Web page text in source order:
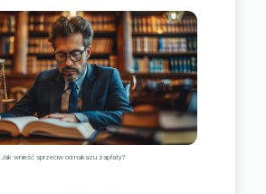
Jak wnieść sprzeciw od nakazu zapłaty?